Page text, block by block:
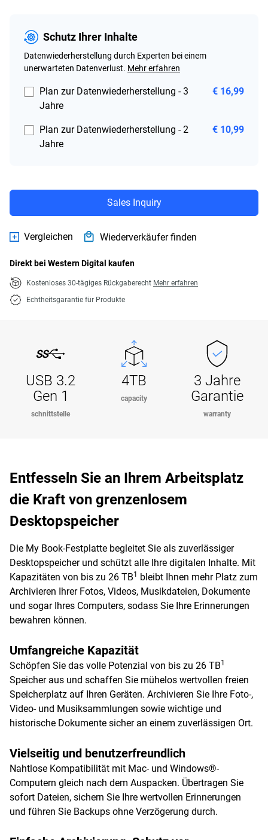
Schutz Ihrer Inhalte
Datenwiederherstellung durch Experten bei einem
unerwarteten Datenverlust. Mehr erfahren
Plan zur Datenwiederherstellung - 3
Jahre
€ 16,99
Plan zur Datenwiederherstellung - 2
Jahre
€ 10,99
Sales Inquiry
Vergleichen Wiederverkäufer finden
Direkt bei Western Digital kaufen
Kostenloses 30-tägiges Rückgaberecht Mehr erfahren
Echtheitsgarantie für Produkte
USB 3.2
Gen 1
schnittstelle
4TB
capacity
3 Jahre
Garantie
warranty
Entfesseln Sie an Ihrem Arbeitsplatz
die Kraft von grenzenlosem
Desktopspeicher
Die My Book-Festplatte begleitet Sie als zuverlässiger
Desktopspeicher und schützt alle Ihre digitalen Inhalte. Mit
Kapazitäten von bis zu 26 TB1
bleibt Ihnen mehr Platz zum
Archivieren Ihrer Fotos, Videos, Musikdateien, Dokumente
und sogar Ihres Computers, sodass Sie Ihre Erinnerungen
bewahren können.
Umfangreiche Kapazität
Schöpfen Sie das volle Potenzial von bis zu 26 TB1
Speicher aus und schaffen Sie mühelos wertvollen freien
Speicherplatz auf Ihren Geräten. Archivieren Sie Ihre Foto-,
Video- und Musiksammlungen sowie wichtige und
historische Dokumente sicher an einem zuverlässigen Ort.
Vielseitig und benutzerfreundlich
Nahtlose Kompatibilität mit Mac- und Windows®-
Computern gleich nach dem Auspacken. Übertragen Sie
sofort Dateien, sichern Sie Ihre wertvollen Erinnerungen
und führen Sie Backups ohne Verzögerung durch.